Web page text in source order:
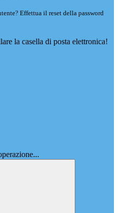
Effettua il reset della password
la casella di posta elettronica!